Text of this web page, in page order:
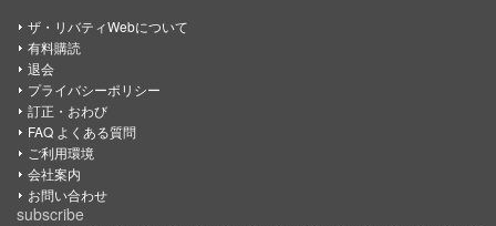
ザ・リバティWebについて
有料購読
退会
プライバシーポリシー
訂正・おわび
FAQ よくある質問
ご利用環境
会社案内
お問い合わせ
subscribe